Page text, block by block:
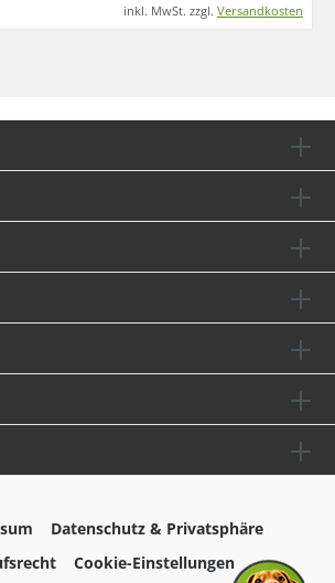
inkl. MwSt. zzgl. Versandkosten
Datenschutz & Privatsphäre
Cookie-Einstellungen